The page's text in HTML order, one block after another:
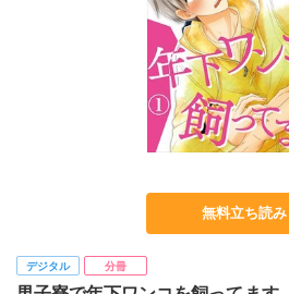
無料立ち読み
デジタル 分冊